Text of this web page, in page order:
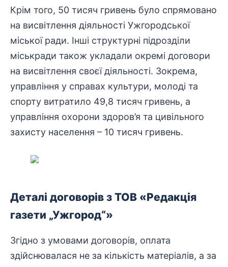
Крім того, 50 тисяч гривень було спрямовано
на висвітлення діяльності Ужгородської
міської ради. Інші структурні підрозділи
міськради також укладали окремі договори
на висвітлення своєї діяльності. Зокрема,
управління у справах культури, молоді та
спорту витратило 49,8 тисяч гривень, а
управління охорони здоров’я та цивільного
захисту населення – 10 тисяч гривень.
Деталі договорів з ТОВ «Редакція
газети „Ужгород“»
Згідно з умовами договорів, оплата
здійснювалася не за кількість матеріалів, а за